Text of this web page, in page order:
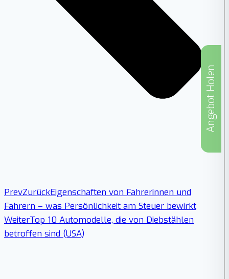
PrevZurückEigenschaften von Fahrerinnen und
Fahrern – was Persönlichkeit am Steuer bewirkt
WeiterTop 10 Automodelle, die von Diebstählen
betroffen sind (USA)
Angebot Holen